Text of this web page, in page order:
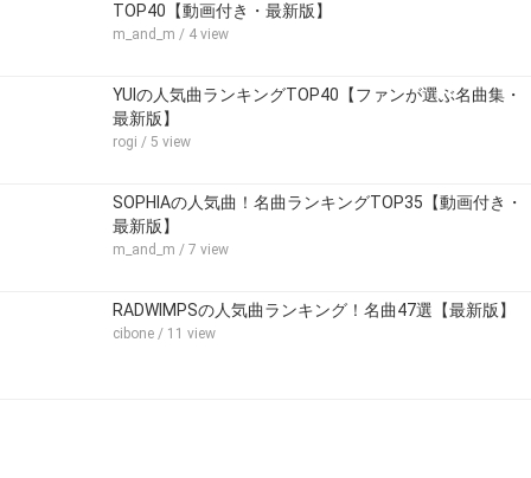
TOP40【動画付き・最新版】
m_and_m / 4 view
YUIの人気曲ランキングTOP40【ファンが選ぶ名曲集・
最新版】
rogi / 5 view
SOPHIAの人気曲！名曲ランキングTOP35【動画付き・
最新版】
m_and_m / 7 view
RADWIMPSの人気曲ランキング！名曲47選【最新版】
cibone / 11 view